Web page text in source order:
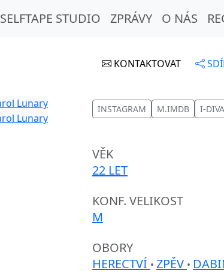
SELFTAPE STUDIO ZPRÁVY O NÁS
KONTAKTOVAT
INSTAGRAM M.IMDB I-
VĚK
22 LET
KONF. VELIKOST
M
OBORY
HERECTVÍ • ZPĚV •